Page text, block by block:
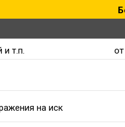
т.п.
от
на иск